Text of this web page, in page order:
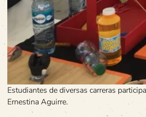
Estudiantes de diversas carreras
Ernestina Aguirre.